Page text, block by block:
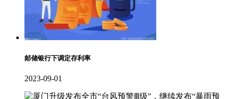
邮储银行下调定存利率
2023-09-01